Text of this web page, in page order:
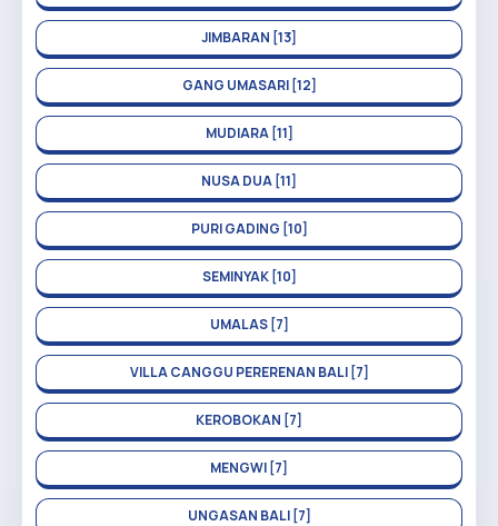
JIMBARAN [13]
GANG UMASARI [12]
MUDIARA [11]
NUSA DUA [11]
PURI GADING [10]
SEMINYAK [10]
UMALAS [7]
VILLA CANGGU PERERENAN BALI [7]
KEROBOKAN [7]
MENGWI [7]
UNGASAN BALI [7]